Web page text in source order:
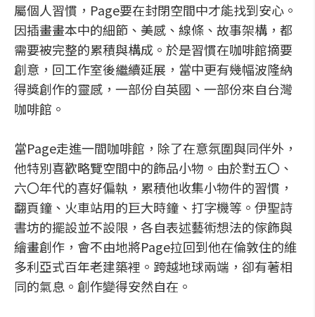
屬個人習慣，Page要在封閉空間中才能找到安心。
因插畫畫本中的細節、美感、線條、故事架構，都
需要被完整的累積與構成。於是習慣在咖啡館摘要
創意，回工作室後繼續延展，當中更有幾幅波隆納
得獎創作的靈感，一部份自英國、一部份來自台灣
咖啡館。
當Page走進一間咖啡館，除了在意氛圍與同伴外，
他特別喜歡略覽空間中的飾品小物。由於對五〇、
六〇年代的喜好偏執，累積他收集小物件的習慣，
翻頁鐘、火車站用的巨大時鐘、打字機等。伊聖詩
書坊的擺設並不設限，各自表述藝術想法的傢飾與
繪畫創作，會不由地將Page拉回到他在倫敦住的維
多利亞式百年老建築裡。跨越地球兩端，卻有著相
同的氣息。創作變得安然自在。